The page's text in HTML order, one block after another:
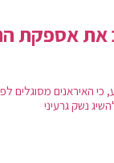
את אספקת
האיראנים מסוגלים
נשק גרעיני